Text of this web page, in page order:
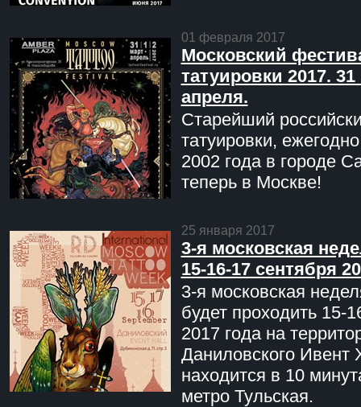
01 февраля 2017
Московский
татуировки 2017. 31
апреля.
Старейший
татуировки,
2002 года в городе
теперь в Москве!
25 января 2017
3-я московская
15-16-17 сентября
3-я московская
будет проходить 15-
2017 года на
Даниловского Ивент
находится в 10
метро Тульская.